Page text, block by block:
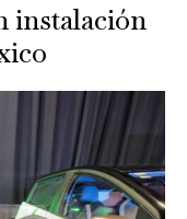
instalación